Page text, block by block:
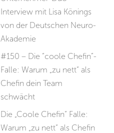
Interview mit Lisa Könings
von der Deutschen Neuro-
Akademie
#150 – Die “coole Chefin”-
Falle: Warum „zu nett“ als
Chefin dein Team
schwächt
Die „Coole Chefin“ Falle:
Warum „zu nett“ als Chefin